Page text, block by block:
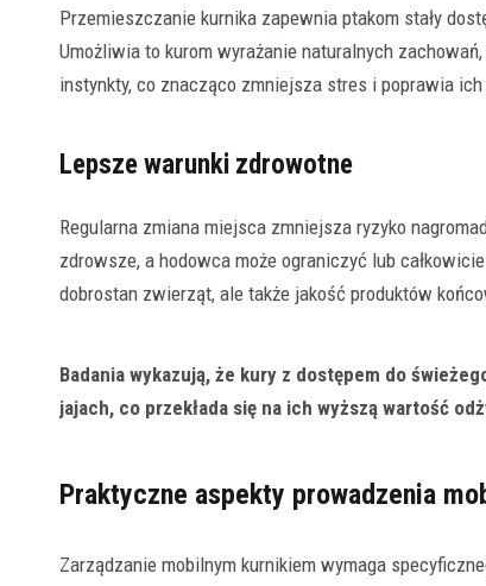
Przemieszczanie kurnika zapewnia ptakom stały
Umożliwia to kurom wyrażanie naturalnych
instynkty, co znacząco zmniejsza stres i poprawia
Lepsze warunki zdrowotne
Regularna zmiana miejsca zmniejsza ryzyko
zdrowsze, a hodowca może ograniczyć lub
dobrostan zwierząt, ale także jakość produktów
Badania wykazują, że kury z dostępem do
jajach, co przekłada się na ich wyższą wartość
Praktyczne aspekty prowadzenia
Zarządzanie mobilnym kurnikiem wymaga